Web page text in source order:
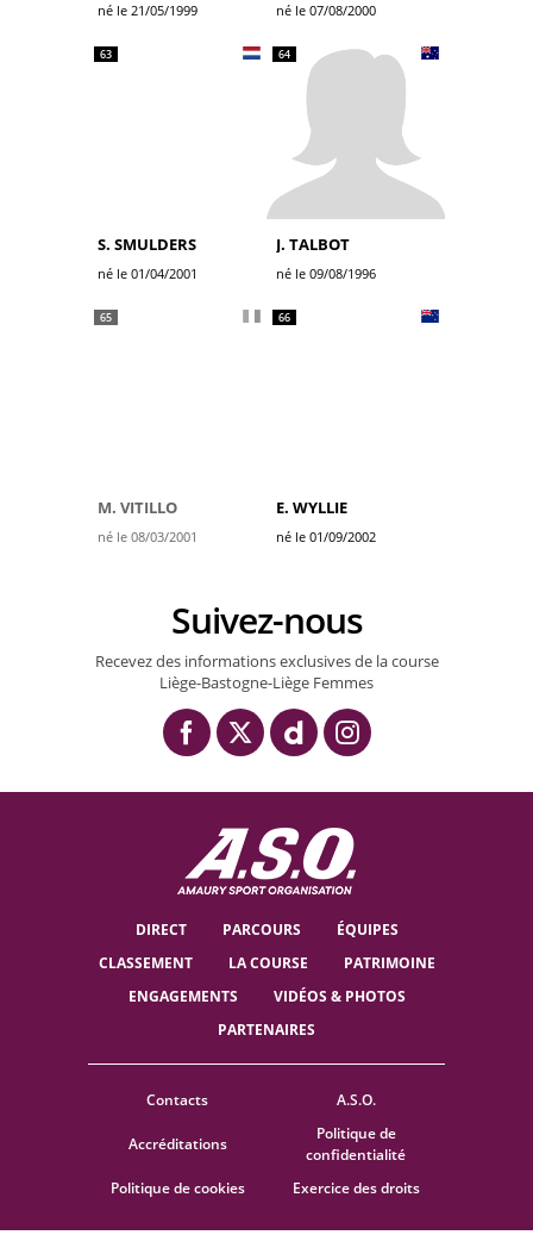
né le 21/05/1999 né le 07/08/2000
63
S. SMULDERS
né le 01/04/2001
64
J. TALBOT
né le 09/08/1996
65
M. VITILLO
né le 08/03/2001
66
E. WYLLIE
né le 01/09/2002
Suivez-nous
Recevez des informations exclusives de la course
Liège-Bastogne-Liège Femmes
DIRECT PARCOURS
ÉQUIPES
CLASSEMENT
LA COURSE
PATRIMOINE
ENGAGEMENTS
VIDÉOS & PHOTOS
PARTENAIRES
Contacts A.S.O.
Accréditations
Politique de
confidentialité
Politique de cookies
Exercice des droits